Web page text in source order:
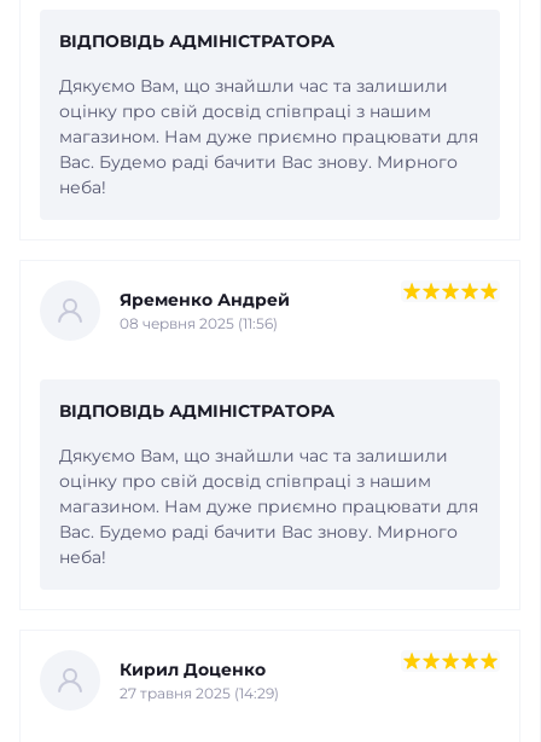
ВІДПОВІДЬ АДМІНІСТРАТОРА
Дякуємо Вам, що знайшли час та залишили
оцінку про свій досвід співпраці з нашим
магазином. Нам дуже приємно працювати для
Вас. Будемо раді бачити Вас знову. Мирного
неба!
Яременко Андрей
08 червня 2025 (11:56)
ВІДПОВІДЬ АДМІНІСТРАТОРА
Дякуємо Вам, що знайшли час та залишили
оцінку про свій досвід співпраці з нашим
магазином. Нам дуже приємно працювати для
Вас. Будемо раді бачити Вас знову. Мирного
неба!
Кирил Доценко
27 травня 2025 (14:29)